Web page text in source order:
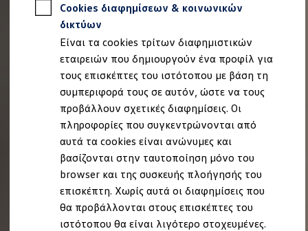
Cookies διαφημίσεων & κοινωνικών
δικτύων
Είναι τα cookies τρίτων διαφημιστικών
εταιρειών που δημιουργούν ένα προφίλ για
τους επισκέπτες του ιστότοπου με βάση τη
συμπεριφορά τους σε αυτόν, ώστε να τους
προβάλλουν σχετικές διαφημίσεις. Οι
πληροφορίες που συγκεντρώνονται από
αυτά τα cookies είναι ανώνυμες και
βασίζονται στην ταυτοποίηση μόνο του
browser και της συσκευής πλοήγησής του
επισκέπτη. Χωρίς αυτά οι διαφημίσεις που
θα προβάλλονται στους επισκέπτες του
ιστότοπου θα είναι λιγότερο στοχευμένες.
Υπηρεσίες για το μοντέλο σας
Εφαρμογές Volkswagen, σύνδεση και
Σύνδεση κινητού τηλεφώνου και οχήματος
Ενημερώσεις για λογισμικό, χάρτες και
We Charge - Υπηρεσία Φόρτισης
Πληροφορίες Πελάτη
Ανακύκλωση & Επιστροφή
Ανακλήσεις ασφαλείας και Τεχνικά μέτρα
Προειδοποιητικές και ενδεικτικές λυχνίες
Eνημερώσεις λογισμικού
Digital Manual - Ψηφιακό εγχειρίδιο
XTL diesel fuel
Υπηρεσίες Volkswagen
Υπηρεσίες Volkswagen Click@Service
Pick Up & Delivery
Φροντίδα Clean Plus
Επαγγελματικά Οχήματα Volkswagen
Συντήρηση & Επισκευή Επαγγελματικών